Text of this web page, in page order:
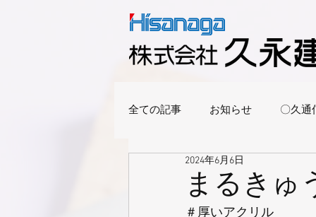
全ての記事 お知らせ 〇久通
まるきゅ
2024年6月6日
＃厚いアクリル